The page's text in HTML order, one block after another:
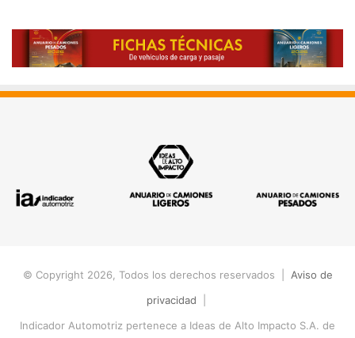
© Copyright 2026, Todos los derechos reservados | Aviso de
privacidad
Indicador Automotriz pertenece a Ideas de Alto Impacto S.A. de